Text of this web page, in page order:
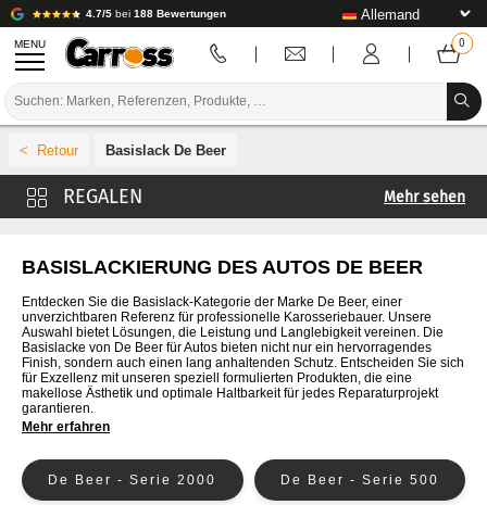
4.7/5 bei 188 Bewertungen
MENU
KAROSSERIE-VERBRAUCHSMATERIAL
KAROSSERIE-WERKZEUG
AUSSTATTUNG DER KAROSSERIEWERKSTATT
MARKEN
LABOREINRICHTUNG
TUTORIAL & TIPPS
Basislack De Beer
Basislack Cromax
Basislack Glasurit
Basislack Ixell
Basislack Lechler
Basislack Lesonal
Basislack MaxMeyer
Basislack PPG
Mehr sehen
BASISLACKIERUNG DES AUTOS DE BEER
Entdecken Sie die Basislack-Kategorie der Marke De Beer, einer
unverzichtbaren Referenz für professionelle Karosseriebauer. Unsere
Auswahl bietet Lösungen, die Leistung und Langlebigkeit vereinen. Die
Basislacke von De Beer für Autos bieten nicht nur ein hervorragendes
Finish, sondern auch einen lang anhaltenden Schutz. Entscheiden Sie sich
für Exzellenz mit unseren speziell formulierten Produkten, die eine
makellose Ästhetik und optimale Haltbarkeit für jedes Reparaturprojekt
garantieren.
Mehr erfahren
De Beer - Serie 2000 De Beer - Serie 500